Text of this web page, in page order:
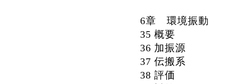
6章 環境振動
35 概要
36 加振源
37 伝搬系
38 評価